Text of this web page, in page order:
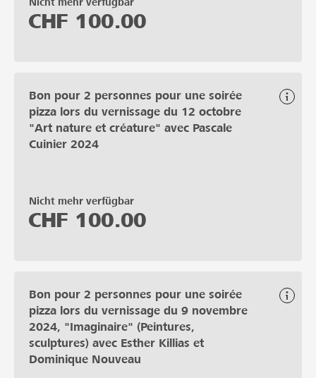
Nicht mehr verfügbar
CHF 100.00
Bon pour 2 personnes pour une soirée
pizza lors du vernissage du 12 octobre
"Art nature et créature" avec Pascale
Cuinier 2024
Nicht mehr verfügbar
CHF 100.00
Bon pour 2 personnes pour une soirée
pizza lors du vernissage du 9 novembre
2024, "Imaginaire" (Peintures,
sculptures) avec Esther Killias et
Dominique Nouveau